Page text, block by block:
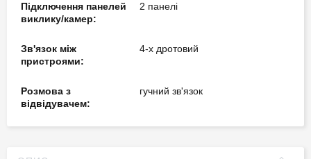
Підключення панелей
виклику/камер:
2 панелі
Зв'язок між
пристроями:
4-х дротовий
Розмова з
відвідувачем:
гучний зв'язок